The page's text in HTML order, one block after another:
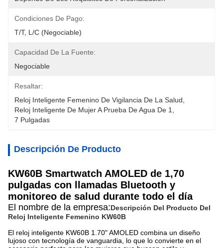
Condiciones De Pago:
T/T, L/C (negociable)
Capacidad De La Fuente:
Negociable
Resaltar:
Reloj Inteligente Femenino De Vigilancia De La Salud
Reloj Inteligente De Mujer A Prueba De Agua De 1
7 Pulgadas
Descripción De Producto
KW60B Smartwatch AMOLED de 1,70
pulgadas con llamadas Bluetooth y
monitoreo de salud durante todo el día
El nombre de la empresa:Descripción Del Producto Del
Reloj Inteligente Femenino KW60B
El reloj inteligente KW60B 1.70" AMOLED combina un diseño
lujoso con tecnología de vanguardia, lo que lo convierte en el